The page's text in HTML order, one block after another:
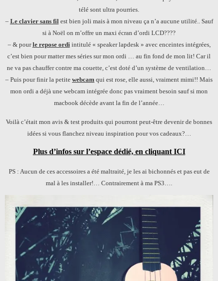
télé sont ultra pourries.
– Le clavier sans filest bien joli mais à mon niveau ça n’a aucune utilité.. Sauf
si à Noël on m’offre un maxi écran d’ordi LCD????
– & pourle repose ordiintitulé « speaker lapdesk » avec enceintes intégrées,
c’est bien pour matter mes séries sur mon ordi … au fin fond de mon lit! Car il
ne va pas chauffer contre ma couette, c’est doté d’un système de ventilation…
– Puis pour finir la petite webcam qui est rose, elle aussi, vraiment mimi!! Mais
mon ordi a déjà une webcam intégrée donc pas vraiment besoin sauf si mon
macbook décède avant la fin de l’année…
Voilà c’était mon avis & test produits qui pourront peut-être devenir de bonnes
idées si vous flanchez niveau inspiration pour vos cadeaux?…
Plus d’infos sur l’espace dédié, en cliquant ICI
PS : Aucun de ces accessoires a été maltraité, je les ai bichonnés et pas eut de
mal à les installer!… Contrairement à ma PS3….